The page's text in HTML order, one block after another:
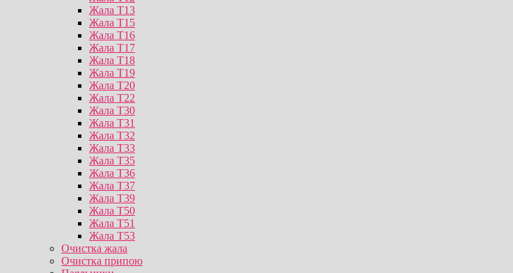
Жала T13
Жала T15
Жала T16
Жала T17
Жала T18
Жала T19
Жала T20
Жала T22
Жала T30
Жала T31
Жала T32
Жала T33
Жала T35
Жала T36
Жала T37
Жала T39
Жала T50
Жала T51
Жала T53
Очистка жала
Очистка припою